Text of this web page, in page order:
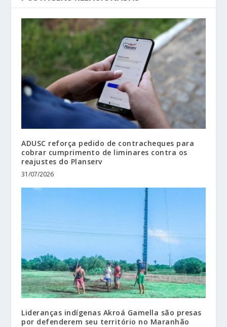
ADUSC reforça pedido de contracheques para
cobrar cumprimento de liminares contra os
reajustes do Planserv
31/07/2026
Lideranças indígenas Akroá Gamella são presas
por defenderem seu território no Maranhão